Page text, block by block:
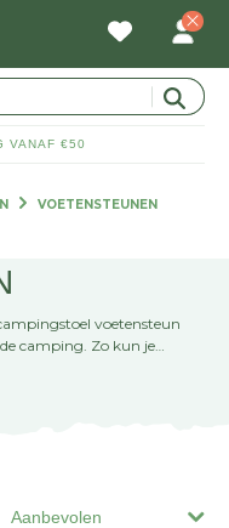
VANAF €50
VOETENSTEUNEN
voetensteun
camping. Zo kun je
de natuur en de rust. De
Aanbevolen